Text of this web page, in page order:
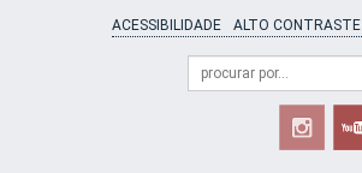
ACESSIBILIDADE ALTO CONTRASTE
Formulário
Campo
de